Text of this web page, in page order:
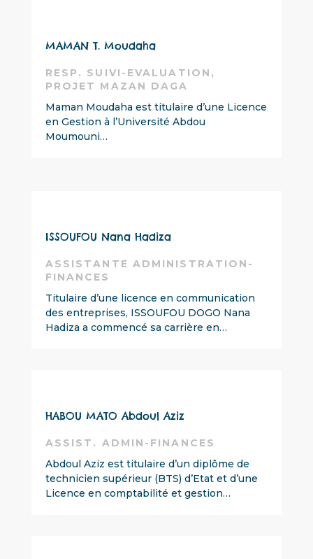
MAMAN T. Moudaha
RESP. SUIVI-EVALUATION,
PROJET MAZAN DAGA
Maman Moudaha est titulaire d’une Licence
en Gestion à l’Université Abdou
Moumouni…
ISSOUFOU Nana Hadiza
ASSISTANTE ADMINISTRATION-
FINANCES
Titulaire d’une licence en communication
des entreprises, ISSOUFOU DOGO Nana
Hadiza a commencé sa carrière en…
HABOU MATO Abdoul Aziz
ASSIST. ADMIN-FINANCES
Abdoul Aziz est titulaire d’un diplôme de
technicien supérieur (BTS) d’Etat et d’une
Licence en comptabilité et gestion…